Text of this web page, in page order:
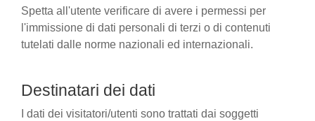
Spetta all'utente verificare di avere i permessi per
l'immissione di dati personali di terzi o di contenuti
tutelati dalle norme nazionali ed internazionali.
Destinatari dei dati
I dati dei visitatori/utenti sono trattati dai soggetti